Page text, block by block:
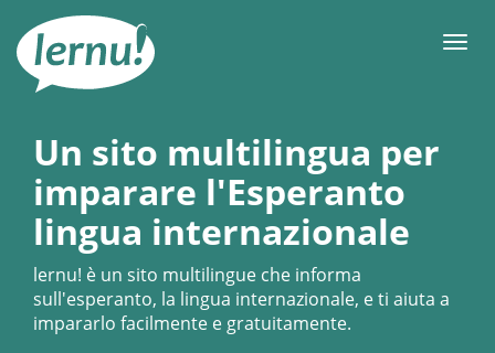
all’indice
Un sito multilingua per
imparare l'Esperanto
lingua internazionale
lernu! è un sito multilingue che informa
sull'esperanto, la lingua internazionale, e ti aiuta a
impararlo facilmente e gratuitamente.